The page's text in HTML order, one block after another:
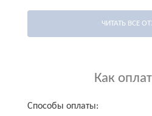
ЧИТАТЬ ВСЕ
Как
Способы оплаты: